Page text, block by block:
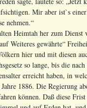
Mir aber ist`s
nehmen.“
Heimtah her zum Dienst
Weiteres gewährte“
hier und mit diesen
so lange, bis die
erreicht haben, in
1886. Die Regierung
können. Daß diese